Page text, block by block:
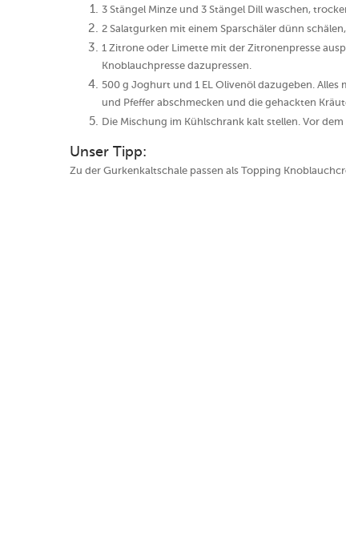
3 Stängel Minze und 3 Stängel Dill waschen,
2 Salatgurken mit einem Sparschäler dünn
1 Zitrone oder Limette mit der Zitronenpresse
Knoblauchpresse dazupressen.
500 g Joghurt und 1 EL Olivenöl dazugeben.
und Pfeffer abschmecken und die gehackten
Die Mischung im Kühlschrank kalt stellen. Vor
Unser Tipp:
Zu der Gurkenkaltschale passen als Topping